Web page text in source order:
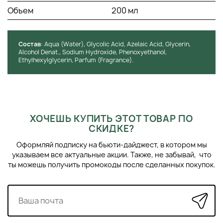
Объем
200 мл
Состав: Aqua (Water), Glycolic Acid, Azelaic Acid, Glycerin,
Alcohol Denat., Sodium Hydroxide, Phenoxyethanol,
Ethylhexylglycerin, Parfum (Fragrance).
ХОЧЕШЬ КУПИТЬ ЭТОТ ТОВАР ПО
СКИДКЕ?
Оформляй подписку на бьюти-дайджест, в котором мы
указываем все актуальные акции. Также, не забывай, что
ты можешь получить промокоды после сделанных покупок.